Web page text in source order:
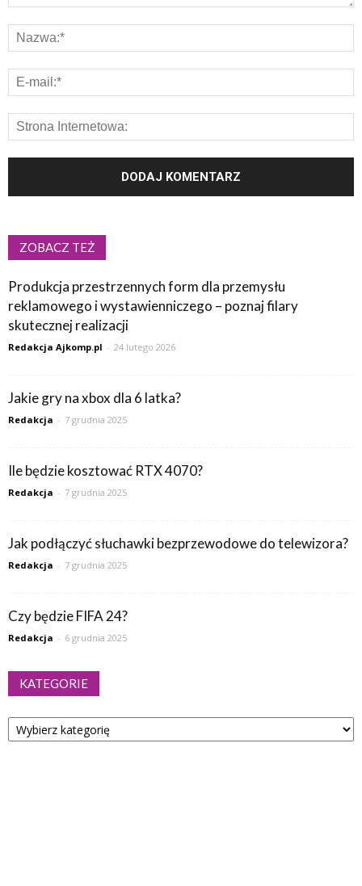
ZOBACZ TEŻ
Produkcja przestrzennych form dla przemysłu
reklamowego i wystawienniczego – poznaj filary
skutecznej realizacji
Redakcja Ajkomp.pl - 24 lutego 2026
Jakie gry na xbox dla 6 latka?
Redakcja - 7 grudnia 2025
Ile będzie kosztować RTX 4070?
Redakcja - 7 grudnia 2025
Jak podłączyć słuchawki bezprzewodowe do telewizora?
Redakcja - 7 grudnia 2025
Czy będzie FIFA 24?
Redakcja - 6 grudnia 2025
KATEGORIE
Kategorie